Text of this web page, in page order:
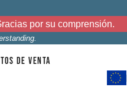
por su comprensión.
DE VENTA